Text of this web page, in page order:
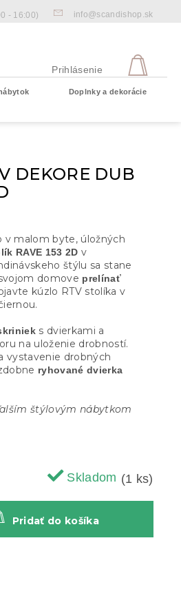
- 16:00) info@scandishop.sk
Prihlásenie
Doplnky a dekorácie
DEKORE DUB
Skladom (1 ks)
Pridať do košíka
v malom byte, úložných
RAVE 153 2D v
štýlu sa stane
domove prelínať
kúzlo RTV stolíka v
s dvierkami a
na uloženie drobností.
vystavenie drobných
ryhované dvierka
štýlovým nábytkom